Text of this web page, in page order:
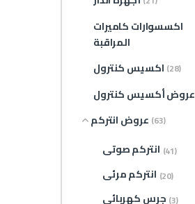
اكسسوارات كاميرات
المراقبة
اكسيس كنترول (28)
عروض أكسيس كنترول
عروض انتركم (63)
انتركم صوتى (41)
انتركم مرئى (20)
جرس كهربائى (3)